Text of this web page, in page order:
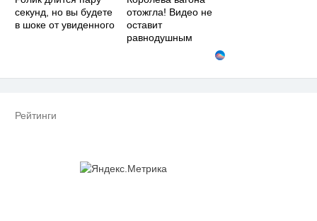
секунд, но вы будете
в шоке от увиденного
отожгла! Видео не
оставит
равнодушным
Рейтинги